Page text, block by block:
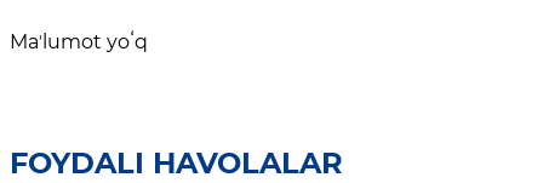
Maʼlumot yoʻq
FOYDALI HAVOLALAR